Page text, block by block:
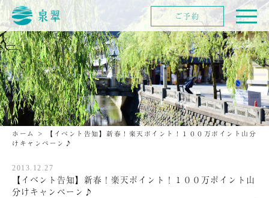
ホーム >
【イベント告知】新春！楽天ポイント！１００万ポイント山分
けキャンペーン♪
2013.12.27
【イベント告知】新春！楽天ポイント！１００万ポイント山
分けキャンペーン♪
ご予約